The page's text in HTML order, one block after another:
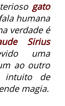
gato
humana
verdade é
Sirius
uma
ao outro
intuito de
magia.